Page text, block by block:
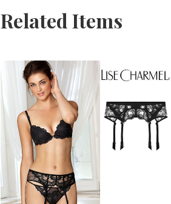
Related Items